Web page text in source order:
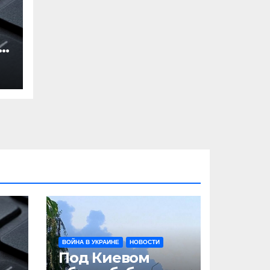
ВОЙНА В УКРАИНЕ НОВОСТИ
Под Киевом